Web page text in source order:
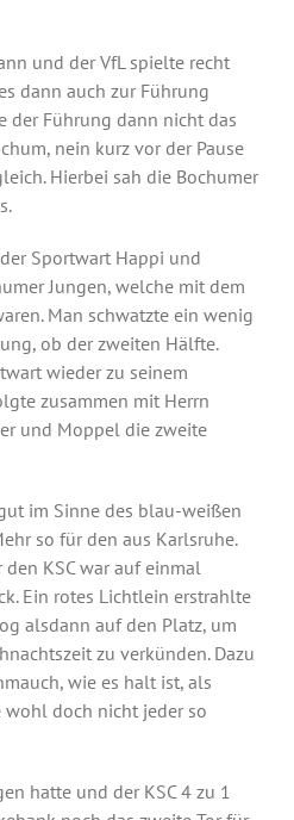
und der VfL spielte recht
dann auch zur Führung
der Führung dann nicht das
nein kurz vor der Pause
Hierbei sah die Bochumer
Sportwart Happi und
Jungen, welche mit dem
Man schwatzte ein wenig
ob der zweiten Hälfte.
wieder zu seinem
zusammen mit Herrn
und Moppel die zweite
im Sinne des blau-weißen
so für den aus Karlsruhe.
KSC war auf einmal
Ein rotes Lichtlein erstrahlte
alsdann auf den Platz, um
zu verkünden. Dazu
wie es halt ist, als
wohl doch nicht jeder so
hatte und der KSC 4 zu 1